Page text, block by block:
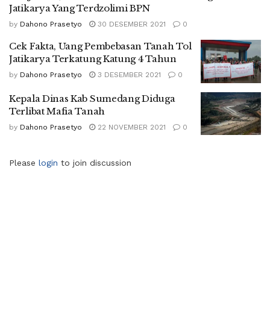
Jatikarya Yang Terdzolimi BPN
by Dahono Prasetyo 30 DESEMBER 2021 0
Cek Fakta, Uang Pembebasan Tanah Tol
Jatikarya Terkatung Katung 4 Tahun
by Dahono Prasetyo 3 DESEMBER 2021 0
Kepala Dinas Kab Sumedang Diduga
Terlibat Mafia Tanah
by Dahono Prasetyo 22 NOVEMBER 2021 0
Please login to join discussion